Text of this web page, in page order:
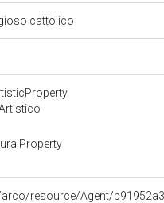
cattolico
resource/Agent/